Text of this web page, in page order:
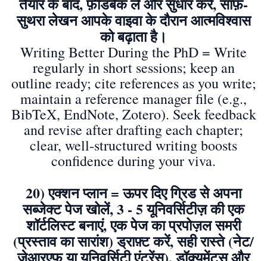
सुथरा लेखन आपके वाइवा के दौरान आत्मविश्वास
को बढ़ाता है।
Writing Better During the PhD = Write
regularly in short sessions; keep an
outline ready; cite references as you write;
maintain a reference manager file (e.g.,
BibTeX, EndNote, Zotero). Seek feedback
and revise after drafting each chapter;
clear, well-structured writing boosts
confidence during your viva.
20) एक्शन प्लान = ऊपर दिए ग्रिड से अपना
सब्जेक्ट पेज खोलें, 3 - 5 यूनिवर्सिटीज़ की एक
शॉर्टलिस्ट बनाएं, एक पेज का प्रपोज़ल समरी
(प्रस्ताव का सारांश) ड्राफ़्ट करें, सही रास्ते (नेट/